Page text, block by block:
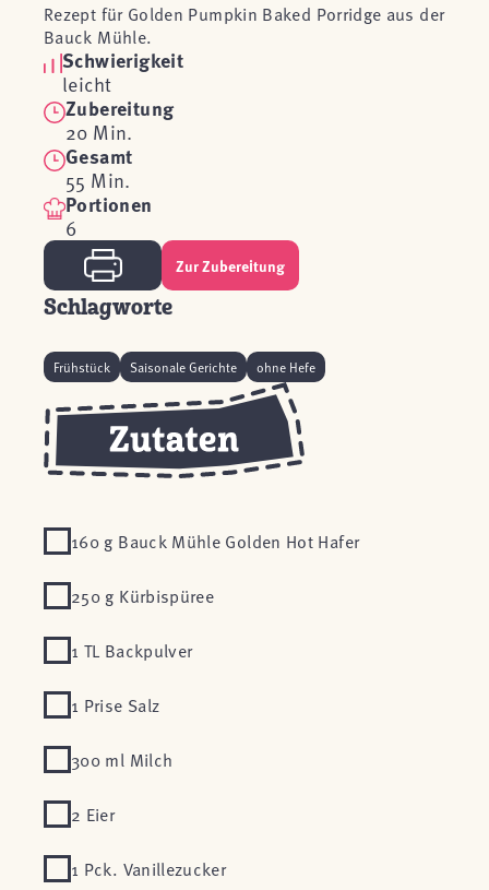
Rezept für Golden Pumpkin Baked Porridge aus der
Bauck Mühle.
Schwierigkeit
leicht
Zubereitung
20 Min.
Gesamt
55 Min.
Portionen
6
Zur Zubereitung
Schlagworte
Frühstück Saisonale Gerichte ohne Hefe
160 g Bauck Mühle Golden Hot Hafer
250 g Kürbispüree
1 TL Backpulver
1 Prise Salz
300 ml Milch
2 Eier
1 Pck. Vanillezucker